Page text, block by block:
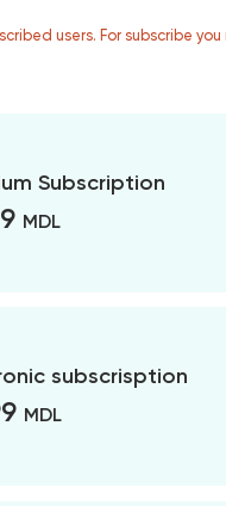
users. For subscribe
Subscription
MDL
subscrisption
MDL